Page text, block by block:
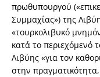
πρωθυπουργού
Συμμαχίας») της
«τουρκολιβυκό
κατά το περιεχόμενό
Λιβύης «για τον
στην